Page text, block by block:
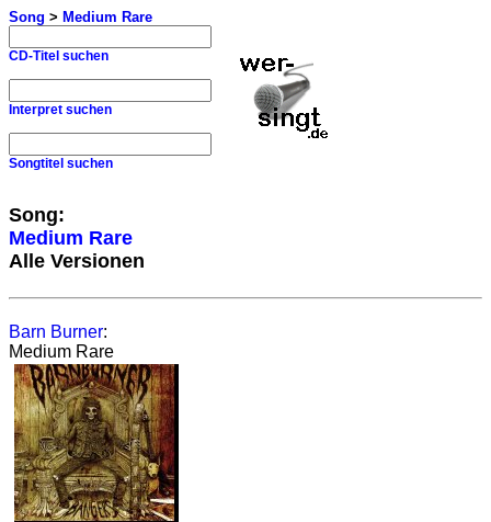
Song > Medium Rare
CD-Titel suchen
Interpret suchen
Songtitel suchen
Song:
Medium Rare
Alle Versionen
Barn Burner:
Medium Rare